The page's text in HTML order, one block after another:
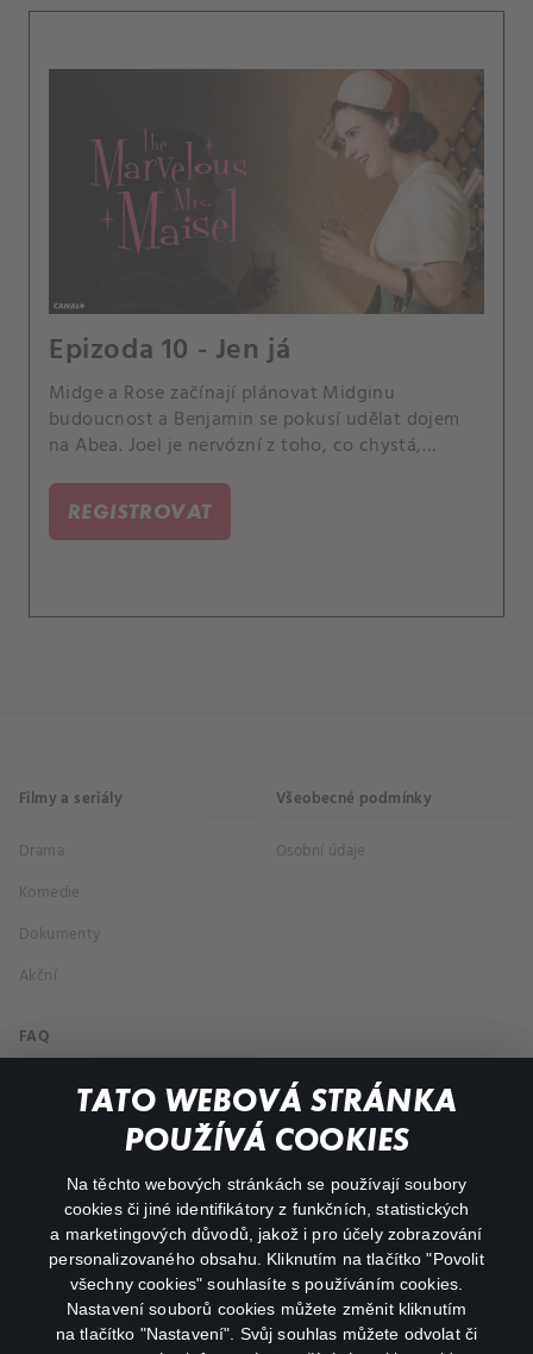
TATO WEBOVÁ STRÁNKA
POUŽÍVÁ COOKIES
Na těchto webových stránkách se používají soubory
cookies či jiné identifikátory z funkčních, statistických
a marketingových důvodů, jakož i pro účely zobrazování
personalizovaného obsahu. Kliknutím na tlačítko "Povolit
všechny cookies" souhlasíte s používáním cookies.
Nastavení souborů cookies můžete změnit kliknutím
na tlačítko "Nastavení". Svůj souhlas můžete odvolat či
Epizoda 10 - Jen já
Midge a Rose začínají plánovat Midginu
budoucnost a Benjamin se pokusí udělat dojem
na Abea. Joel je nervózní z toho, co chystá,
REGISTROVAT
Filmy a seriály
Drama
Komedie
Dokumenty
Akční
Všeobecné podmínky
Osobní údaje
FAQ
Můj účet
Důležité odkazy
facebookinstagram
youtube